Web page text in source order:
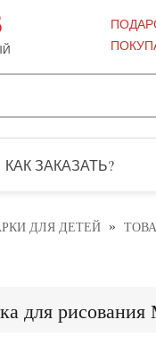
КАК ЗАКАЗАТЬ?
ДЛЯ ДЕТЕЙ »
для